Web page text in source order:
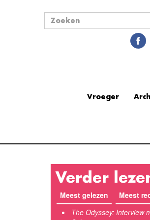
Zoekveld
Vroeger
Verder
Meest gelezen Meest
The Odyssey: Interview